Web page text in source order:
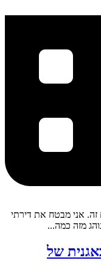
זה. אני מבטח את דירתי
מזה כמה...
של